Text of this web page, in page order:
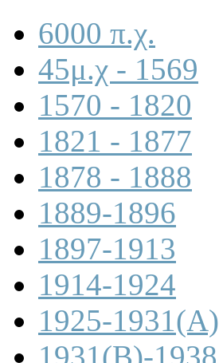
6000 π.χ.
45μ.χ - 1569
1570 - 1820
1821 - 1877
1878 - 1888
1889-1896
1897-1913
1914-1924
1925-1931(A)